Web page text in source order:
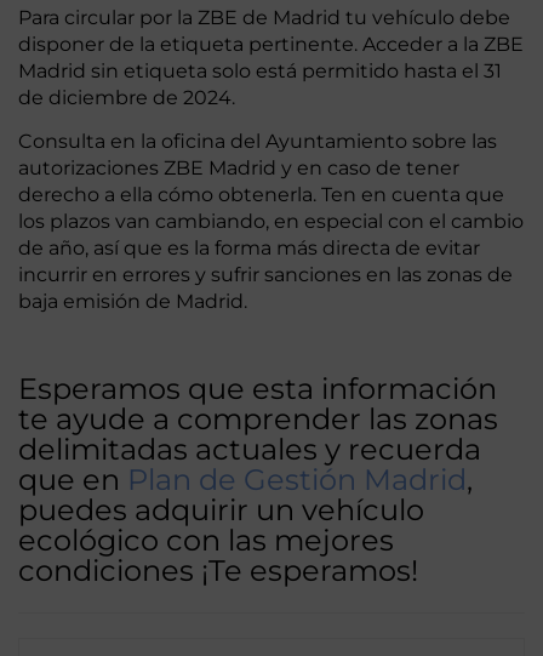
Para circular por la ZBE de Madrid tu vehículo debe
disponer de la etiqueta pertinente. Acceder a la ZBE
Madrid sin etiqueta solo está permitido hasta el 31
de diciembre de 2024.
Consulta en la oficina del Ayuntamiento sobre las
autorizaciones ZBE Madrid y en caso de tener
derecho a ella cómo obtenerla. Ten en cuenta que
los plazos van cambiando, en especial con el cambio
de año, así que es la forma más directa de evitar
incurrir en errores y sufrir sanciones en las zonas de
baja emisión de Madrid.
Esperamos que esta información
te ayude a comprender las zonas
delimitadas actuales y recuerda
que en Plan de Gestión Madrid,
puedes adquirir un vehículo
ecológico con las mejores
condiciones ¡Te esperamos!